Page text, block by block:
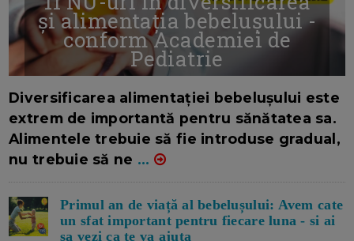
și alimentația bebelușului -
conform Academiei de
Pediatrie
Diversificarea alimentației bebelușului este
extrem de importantă pentru sănătatea sa.
Alimentele trebuie să fie introduse gradual,
nu trebuie să ne ...
Primul an de viață al bebelușului: Avem cate
un sfat important pentru fiecare luna - si ai
sa vezi ca te va ajuta